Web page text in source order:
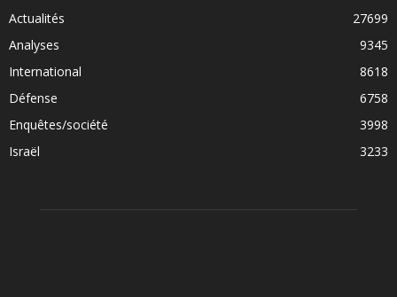
Actualités
27699
Analyses
9345
International
8618
Défense
6758
Enquêtes/société
3998
Israël
3233